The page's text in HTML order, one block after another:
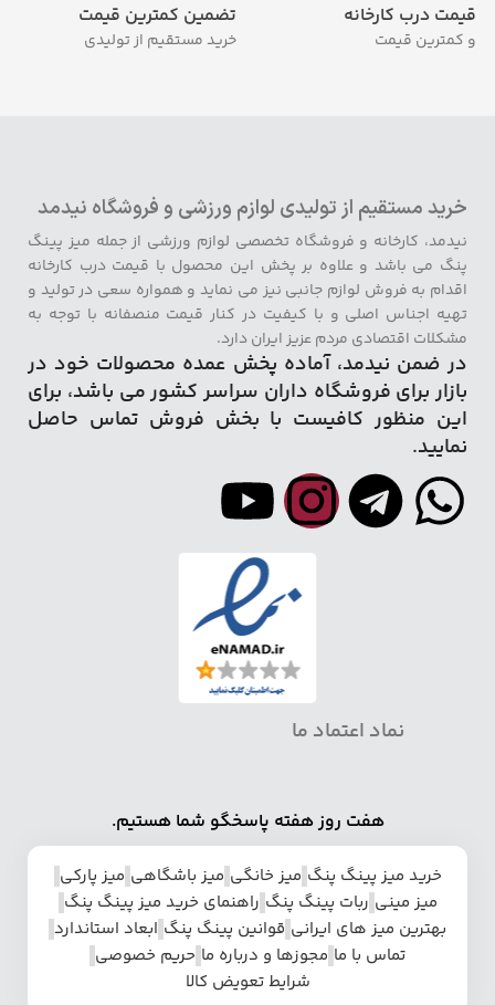
قیمت درب کارخانه
و کمترین قیمت
تضمین کمترین قیمت
خرید مستقیم از تولیدی
خرید مستقیم از تولیدی لوازم ورزشی و فروشگاه نیدمد
نیدمد، کارخانه و فروشگاه تخصصی لوازم ورزشی از جمله میز پینگ
پنگ می باشد و علاوه بر پخش این محصول با قیمت درب کارخانه
اقدام به فروش لوازم جانبی نیز می نماید و همواره سعی در تولید و
تهیه اجناس اصلی و با کیفیت در کنار قیمت منصفانه با توجه به
مشکلات اقتصادی مردم عزیز ایران دارد.
در ضمن نیدمد، آماده پخش عمده محصولات خود در
بازار برای فروشگاه داران سراسر کشور می باشد، برای
این منظور کافیست با بخش فروش تماس حاصل
نمایید.
نماد اعتماد ما
هفت روز هفته پاسخگو شما هستیم.
خرید میز پینگ پنگ میز خانگی میز باشگاهی میز پارکی
میز مینی ربات پینگ پنگ راهنمای خرید میز پینگ پنگ
بهترین میز های ایرانی قوانین پینگ پنگ ابعاد استاندارد
تماس با ما مجوزها و درباره ما حریم خصوصی
شرایط تعویض کالا